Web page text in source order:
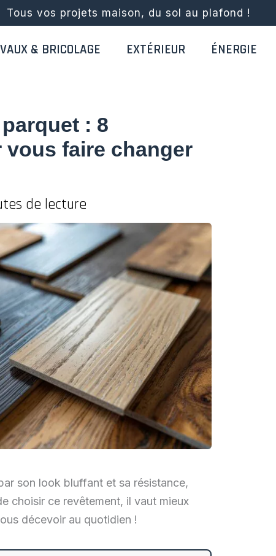
Tous vos projets maison, du sol au plafond !
& BRICOLAGE EXTÉRIEUR ÉNERGIE
: 8
faire changer
de lecture
son look bluffant et sa résistance,
choisir ce revêtement, il vaut mieux
décevoir au quotidien !